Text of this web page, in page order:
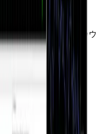
リを起動し、"既存アカウ
い。
力します。